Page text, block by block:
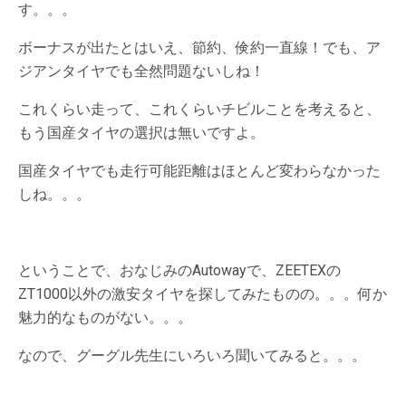
す。。。
ボーナスが出たとはいえ、節約、倹約一直線！でも、ア
ジアンタイヤでも全然問題ないしね！
これくらい走って、これくらいチビルことを考えると、
もう国産タイヤの選択は無いですよ。
国産タイヤでも走行可能距離はほとんど変わらなかった
しね。。。
ということで、おなじみのAutowayで、ZEETEXの
ZT1000以外の激安タイヤを探してみたものの。。。何か
魅力的なものがない。。。
なので、グーグル先生にいろいろ聞いてみると。。。